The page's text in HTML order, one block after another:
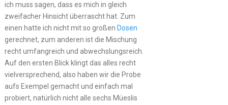
ich muss sagen, dass es mich in gleich
zweifacher Hinsicht überrascht hat. Zum
einen hatte ich nicht mit so großen Dosen
gerechnet, zum anderen ist die Mischung
recht umfangreich und abwechslungsreich.
Auf den ersten Blick klingt das alles recht
vielversprechend, also haben wir die Probe
aufs Exempel gemacht und einfach mal
probiert, natürlich nicht alle sechs Müeslis